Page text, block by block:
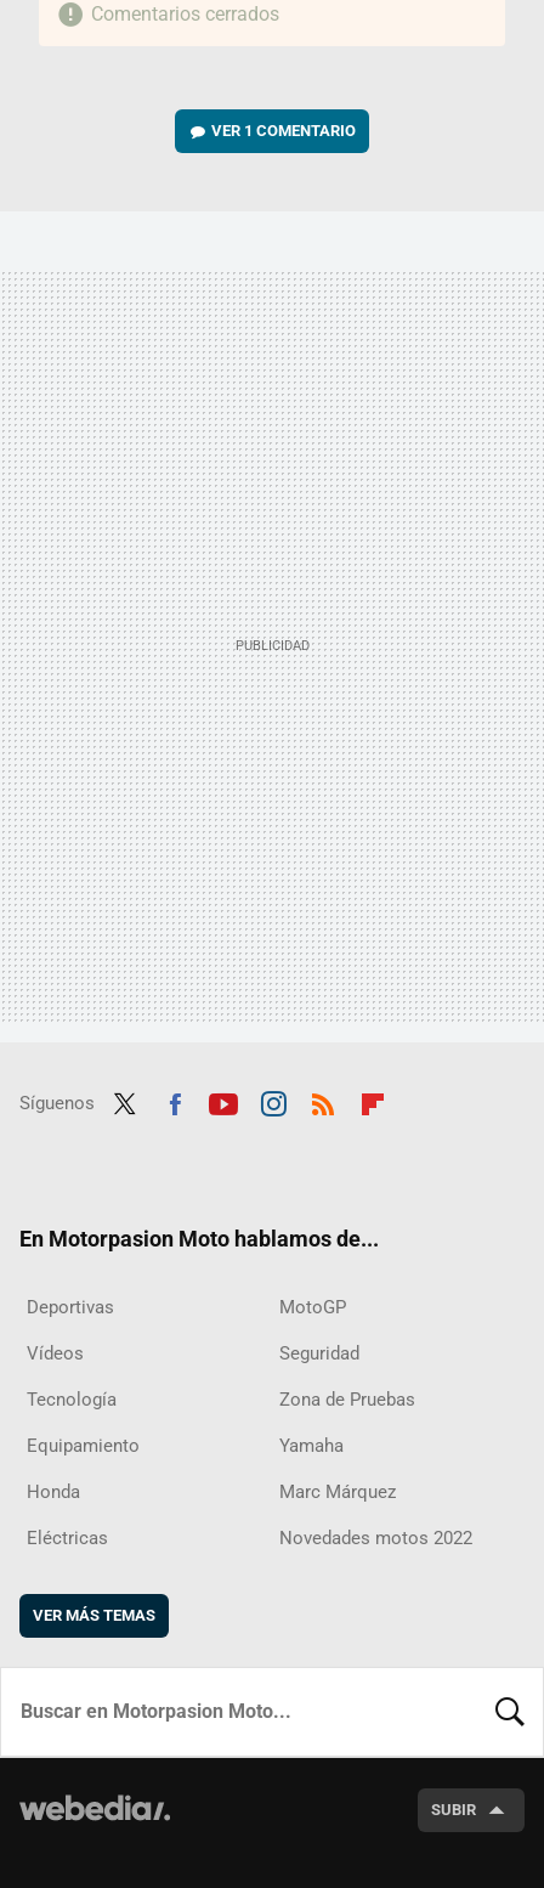
Comentarios cerrados
VER 1 COMENTARIO
Síguenos
En Motorpasion Moto hablamos de...
Deportivas MotoGP
Vídeos Seguridad
Tecnología Zona de Pruebas
Equipamiento Yamaha
Honda Marc Márquez
Eléctricas Novedades motos 2022
VER MÁS TEMAS
SUBIR